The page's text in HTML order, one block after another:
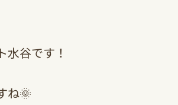
谷です！
ね🌞